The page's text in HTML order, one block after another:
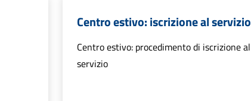
Centro estivo: iscrizione al servizio
Centro estivo: procedimento di iscrizione al
servizio